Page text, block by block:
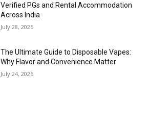
Verified PGs and Rental Accommodation
Across India
July 28, 2026
The Ultimate Guide to Disposable Vapes:
Why Flavor and Convenience Matter
July 24, 2026